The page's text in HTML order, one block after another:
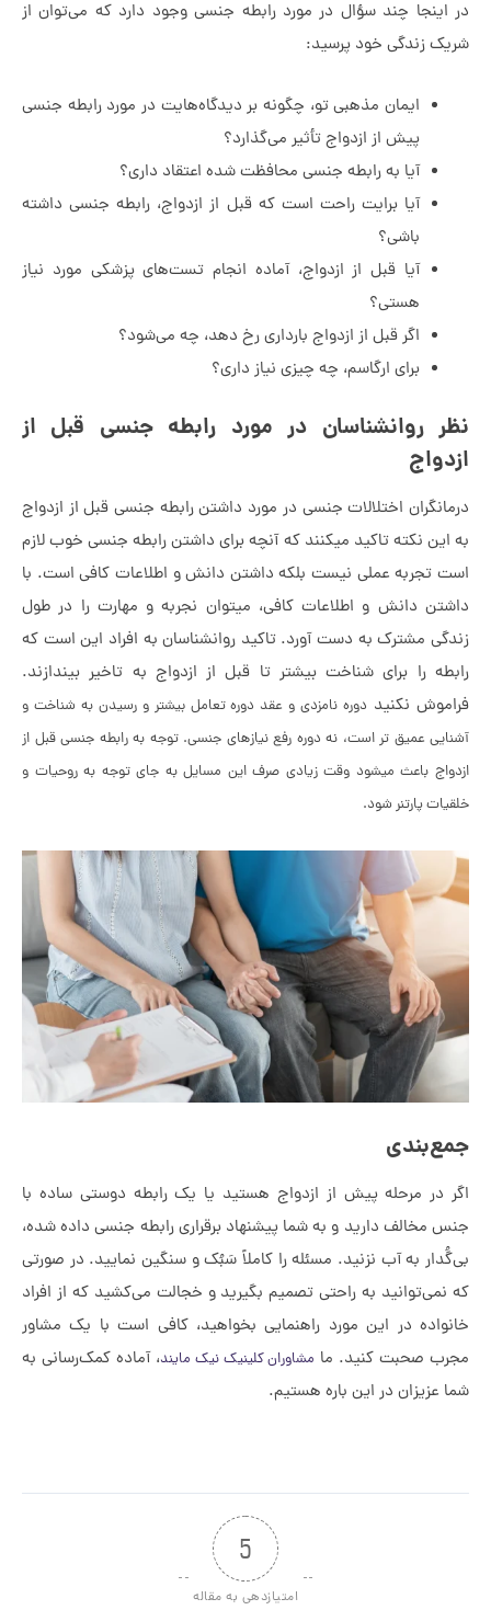
چند سؤال در مورد رابطه جنسی وجود دارد که می‌توان از
زندگی خود پرسید:
ایمان مذهبی تو، چگونه بر دیدگاه‌هایت در مورد رابطه جنسی
پیش از ازدواج تأثیر می‌گذارد؟
آیا به رابطه جنسی محافظت شده اعتقاد داری؟
آیا برایت راحت است که قبل از ازدواج، رابطه جنسی داشته
باشی؟
آیا قبل از ازدواج، آماده انجام تست‌های پزشکی مورد نیاز
هستی؟
اگر قبل از ازدواج بارداری رخ دهد، چه می‌شود؟
برای ارگاسم، چه چیزی نیاز داری؟
روانشناسان در مورد رابطه جنسی قبل از
اختلالات جنسی در مورد داشتن رابطه جنسی قبل از ازدواج
نکته تاکید میکنند که آنچه برای داشتن رابطه جنسی خوب لازم
تجربه عملی نیست بلکه داشتن دانش و اطلاعات کافی است. با
دانش و اطلاعات کافی، میتوان نجربه و مهارت را در طول
مشترک به دست آورد. تاکید روانشناسان به افراد این است که
را برای شناخت بیشتر تا قبل از ازدواج به تاخیر بیندازند.
نکنیددوره نامزدی و عقد دوره تعامل بیشتر و رسیدن به شناخت و
عمیق تر است، نه دوره رفع نیازهای جنسی. توجه به رابطه جنسی قبل از
باعث میشود وقت زیادی صرف این مسایل به جای توجه به روحیات و
پارتنر شود.
در مرحله پیش از ازدواج هستید یا یک رابطه دوستی ساده با
مخالف دارید و به شما پیشنهاد برقراری رابطه جنسی داده شده،
به آب نزنید. مسئله را کاملاً سَبُک و سنگین نمایید. در صورتی
به راحتی تصمیم بگیرید و خجالت می‌کشید که از افراد
در این مورد راهنمایی بخواهید، کافی است با یک مشاور
صحبت کنید. مامشاوران کلینیک نیک مایند، آماده کمک‌رسانی به
عزیزان در این باره هستیم.
امتیازدهی به مقاله